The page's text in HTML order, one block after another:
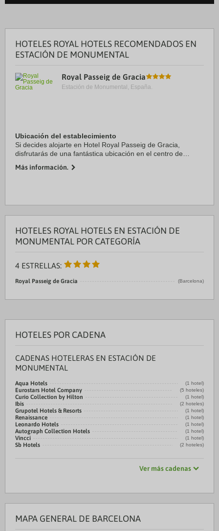
HOTELES ROYAL HOTELS RECOMENDADOS EN
ESTACIÓN DE MONUMENTAL
Royal Passeig de Gracia
Estación de Monumental, España.
Ubicación del establecimiento
Si decides alojarte en Hotel Royal Passeig de Gracia,
disfrutarás de una fantástica ubicación en el centro de
de Plaza de Catalunya. Además, este ...
Más información.
HOTELES ROYAL HOTELS EN ESTACIÓN DE
MONUMENTAL POR CATEGORÍA
4 ESTRELLAS:
Royal Passeig de Gracia (Barcelona)
HOTELES POR CADENA
CADENAS HOTELERAS EN ESTACIÓN DE
MONUMENTAL
Aqua Hotels (1 hotel)
Eurostars Hotel Company (5 hoteles)
Curio Collection by Hilton (1 hotel)
Ibis (2 hoteles)
Grupotel Hotels & Resorts (1 hotel)
Renaissance (1 hotel)
Leonardo Hotels (1 hotel)
Autograph Collection Hotels (1 hotel)
Vincci (1 hotel)
Sb Hotels (2 hoteles)
Ver más cadenas
MAPA GENERAL DE BARCELONA